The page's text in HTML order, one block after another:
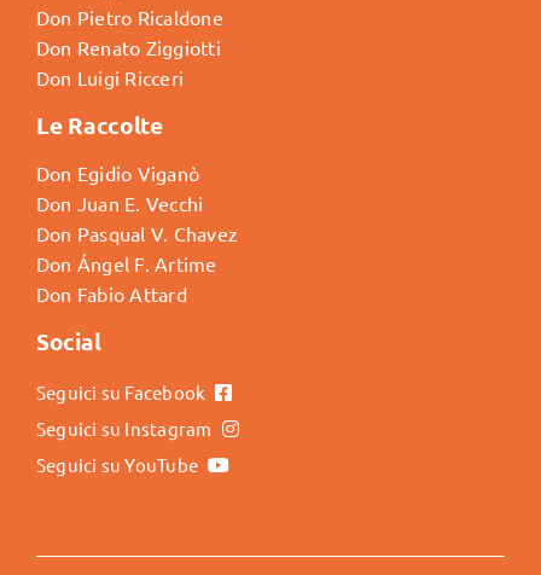
Don Pietro Ricaldone
Don Renato Ziggiotti
Don Luigi Ricceri
Le Raccolte
Don Egidio Viganò
Don Juan E. Vecchi
Don Pasqual V. Chavez
Don Ángel F. Artime
Don Fabio Attard
Social
Seguici su Facebook
Seguici su Instagram
Seguici su YouTube